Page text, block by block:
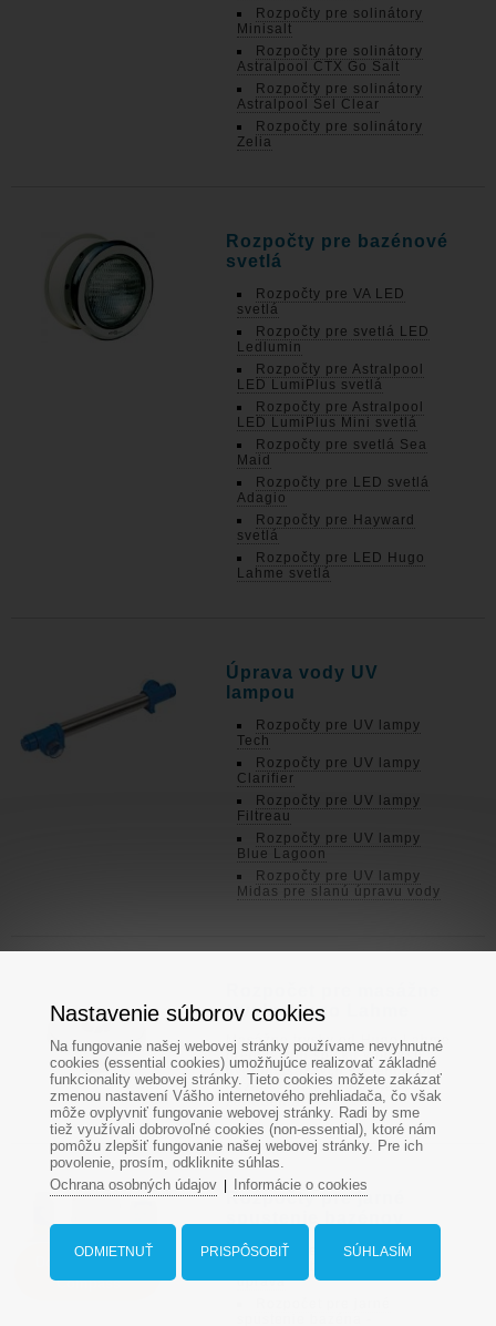
Compass
Rozpočty pre solinátory
Minisalt
Rozpočty pre solinátory
Astralpool CTX Go Salt
Rozpočty pre solinátory
Astralpool Sel Clear
Rozpočty pre solinátory
Zelia
Rozpočty pre bazénové
svetlá
Rozpočty pre VA LED
svetlá
Rozpočty pre svetlá LED
Ledlumin
Rozpočty pre Astralpool
LED LumiPlus svetlá
Rozpočty pre Astralpool
LED LumiPlus Mini svetlá
Rozpočty pre svetlá Sea
Maid
Rozpočty pre LED svetlá
Adagio
Rozpočty pre Hayward
svetlá
Rozpočty pre LED Hugo
Lahme svetlá
Úprava vody UV
lampou
Rozpočty pre UV lampy
Tech
Rozpočty pre UV lampy
Clarifier
Rozpočty pre UV lampy
Filtreau
Rozpočty pre UV lampy
Blue Lagoon
Rozpočty pre UV lampy
Midas pre slanú úpravu vody
trysky Hugo Lahme
Masážne trysky od Hugo Lahme
predstavujú špičku v oblasti
hydromasážnych systémov pre
bazény, vírivky a wellness
zariadenia.
Rozpočty pre jarné
Rozpočet pre jarné
úprava
Nastavenie súborov cookies
Na fungovanie našej webovej stránky používame nevyhnutné
cookies (essential cookies) umožňujúce realizovať základné
funkcionality webovej stránky. Tieto cookies môžete zakázať
zmenou nastavení Vášho internetového prehliadača, čo však
môže ovplyvniť fungovanie webovej stránky. Radi by sme
tiež využívali dobrovoľné cookies (non-essential), ktoré nám
pomôžu zlepšiť fungovanie našej webovej stránky. Pre ich
povolenie, prosím, odkliknite súhlas.
Ochrana osobných údajov| Informácie o cookies
SÚHLASÍM
PRISPÔSOBIŤ
ODMIETNUŤ